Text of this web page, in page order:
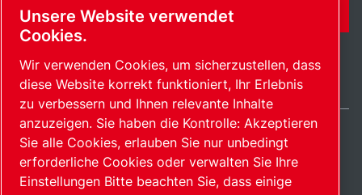
KONTAKTFORMULAR
SitemapCookies verwalten© 2026 Copyright.
Switzerland / DE
Unsere Website verwendet
Cookies.
Wir verwenden Cookies, um sicherzustellen, dass
diese Website korrekt funktioniert, Ihr Erlebnis
zu verbessern und Ihnen relevante Inhalte
anzuzeigen. Sie haben die Kontrolle: Akzeptieren
Sie alle Cookies, erlauben Sie nur unbedingt
erforderliche Cookies oder verwalten Sie Ihre
Einstellungen Bitte beachten Sie, dass einige